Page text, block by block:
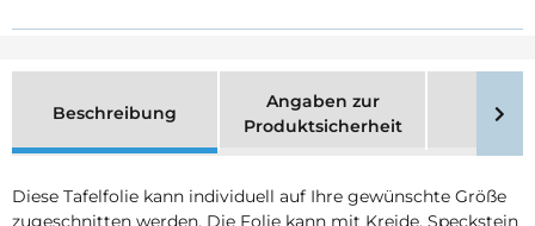
Beschreibung
Angaben zur
Produktsicherheit
Diese Tafelfolie kann individuell auf Ihre gewünschte Größe
zugeschnitten werden. Die Folie kann mit Kreide, Speckstein